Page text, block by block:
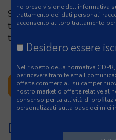
Siamo comunque convinti
troverai una valida
trovarla insieme.
CONTATTACI
DESCRIZIONE
ho preso visione dell'informativa
trattamento dei dati personali
acconsento al loro trattamento
Desidero essere
Nel rispetto della normativa
per ricevere tramite email
offerte commerciali su camper
nostro market o offerte relative al
consenso per la attività di
personalizzati sulla base dei miei